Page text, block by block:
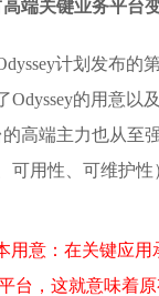
高端关键业务平台
计划发布的
Odyssey的用意以
的高端主力也从至
可用性、可维护性
用意：在关键应
台，这就意味着